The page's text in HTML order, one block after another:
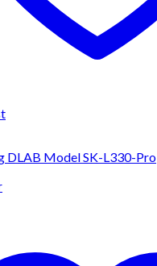
DLAB Model SK-L330-Pro